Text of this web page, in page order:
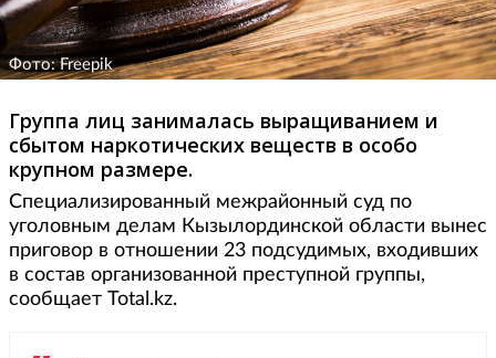
Фото: Freepik
Группа лиц занималась выращиванием и
сбытом наркотических веществ в особо
крупном размере.
Cпециализированный межрайонный суд по
уголовным делам Кызылординской области вынес
приговор в отношении 23 подсудимых, входивших
в состав организованной преступной группы,
сообщает Total.kz.